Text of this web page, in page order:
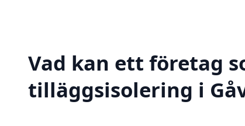
Vad kan ett företag
tilläggsisolering i